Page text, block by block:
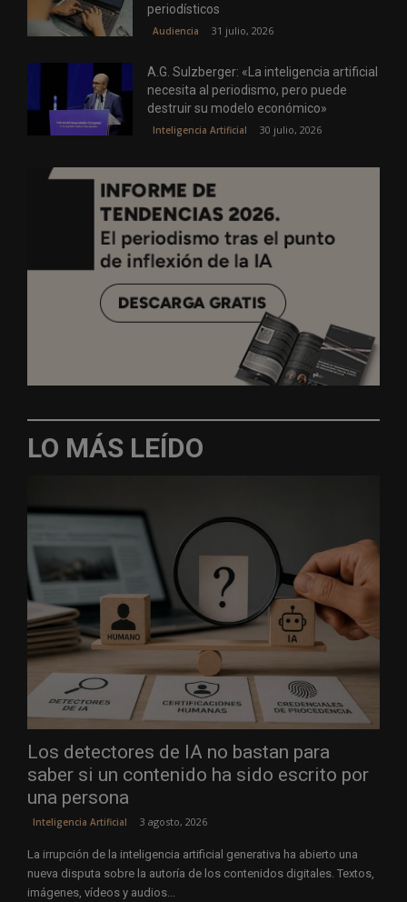
periodísticos
Audiencia 31 julio, 2026
A.G. Sulzberger: «La inteligencia artificial
necesita al periodismo, pero puede
destruir su modelo económico»
Inteligencia Artificial 30 julio, 2026
LO MÁS LEÍDO
Los detectores de IA no bastan para
saber si un contenido ha sido escrito por
una persona
Inteligencia Artificial 3 agosto, 2026
La irrupción de la inteligencia artificial generativa ha abierto una
nueva disputa sobre la autoría de los contenidos digitales. Textos,
imágenes, vídeos y audios...